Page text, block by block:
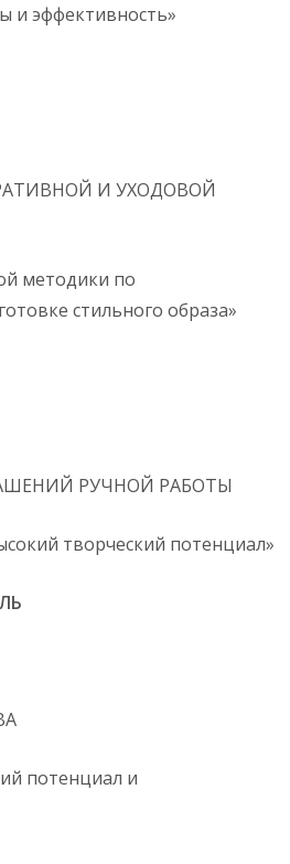
и эффективность»
И УХОДОВОЙ
методики по
стильного образа»
РУЧНОЙ РАБОТЫ
творческий потенциал»
потенциал и